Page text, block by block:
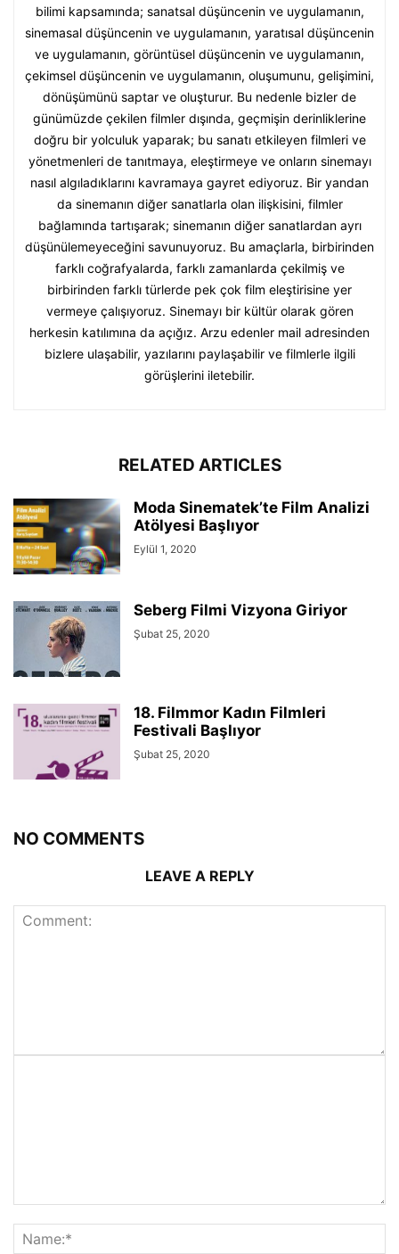
bilimi kapsamında; sanatsal düşüncenin ve uygulamanın,
sinemasal düşüncenin ve uygulamanın, yaratısal düşüncenin
ve uygulamanın, görüntüsel düşüncenin ve uygulamanın,
çekimsel düşüncenin ve uygulamanın, oluşumunu, gelişimini,
dönüşümünü saptar ve oluşturur. Bu nedenle bizler de
günümüzde çekilen filmler dışında, geçmişin derinliklerine
doğru bir yolculuk yaparak; bu sanatı etkileyen filmleri ve
yönetmenleri de tanıtmaya, eleştirmeye ve onların sinemayı
nasıl algıladıklarını kavramaya gayret ediyoruz. Bir yandan
da sinemanın diğer sanatlarla olan ilişkisini, filmler
bağlamında tartışarak; sinemanın diğer sanatlardan ayrı
düşünülemeyeceğini savunuyoruz. Bu amaçlarla, birbirinden
farklı coğrafyalarda, farklı zamanlarda çekilmiş ve
birbirinden farklı türlerde pek çok film eleştirisine yer
vermeye çalışıyoruz. Sinemayı bir kültür olarak gören
herkesin katılımına da açığız. Arzu edenler mail adresinden
bizlere ulaşabilir, yazılarını paylaşabilir ve filmlerle ilgili
görüşlerini iletebilir.
RELATED ARTICLES
Moda Sinematek’te Film Analizi
Atölyesi Başlıyor
Eylül 1, 2020
Seberg Filmi Vizyona Giriyor
Şubat 25, 2020
18. Filmmor Kadın Filmleri
Festivali Başlıyor
Şubat 25, 2020
NO COMMENTS
LEAVE A REPLY